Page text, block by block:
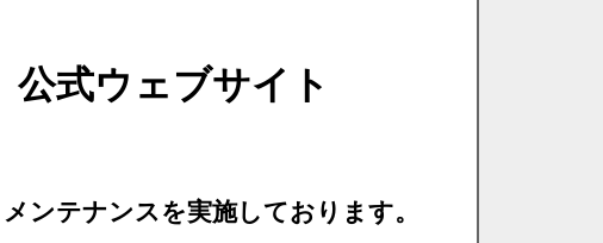
式ウェブサイト
ンテナンスを実施しております。